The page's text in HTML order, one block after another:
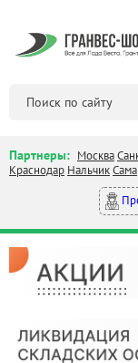
Партнеры: Москва
Краснодар Нальчик